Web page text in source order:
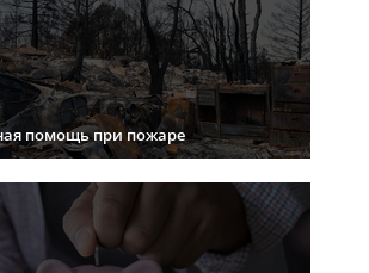
помощь при пожаре